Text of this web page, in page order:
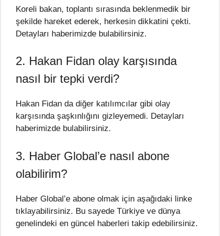
Koreli bakan, toplantı sırasında beklenmedik bir
şekilde hareket ederek, herkesin dikkatini çekti.
Detayları haberimizde bulabilirsiniz.
2. Hakan Fidan olay karşısında
nasıl bir tepki verdi?
Hakan Fidan da diğer katılımcılar gibi olay
karşısında şaşkınlığını gizleyemedi. Detayları
haberimizde bulabilirsiniz.
3. Haber Global’e nasıl abone
olabilirim?
Haber Global’e abone olmak için aşağıdaki linke
tıklayabilirsiniz. Bu sayede Türkiye ve dünya
genelindeki en güncel haberleri takip edebilirsiniz.